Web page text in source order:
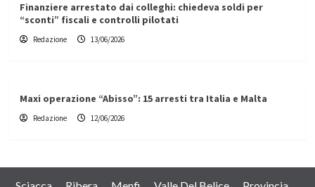
Finanziere arrestato dai colleghi: chiedeva soldi per
“sconti” fiscali e controlli pilotati
Redazione 13/06/2026
Maxi operazione “Abisso”: 15 arresti tra Italia e Malta
Redazione 12/06/2026